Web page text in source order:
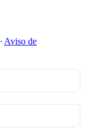
∙ Aviso de